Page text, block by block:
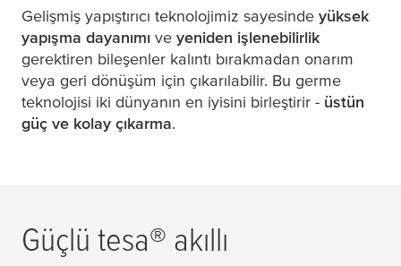
Gelişmiş yapıştırıcı teknolojimiz sayesinde yüksek
yapışma dayanımı ve yeniden işlenebilirlik
gerektiren bileşenler kalıntı bırakmadan onarım
veya geri dönüşüm için çıkarılabilir. Bu germe
teknolojisi iki dünyanın en iyisini birleştirir - üstün
güç ve kolay çıkarma.
Güçlü tesa® akıllı